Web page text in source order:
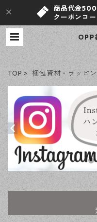
商品代金
クーポン
OPP
TOP 梱包資材・ラッピ